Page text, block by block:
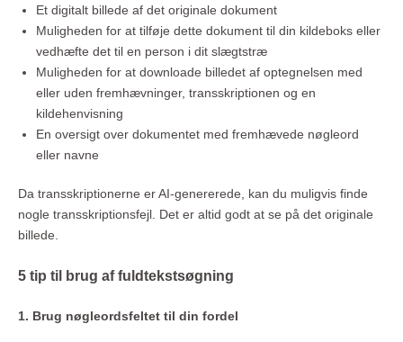
Et digitalt billede af det originale dokument
Muligheden for at tilføje dette dokument til din kildeboks eller
vedhæfte det til en person i dit slægtstræ
Muligheden for at downloade billedet af optegnelsen med
eller uden fremhævninger, transskriptionen og en
kildehenvisning
En oversigt over dokumentet med fremhævede nøgleord
eller navne
Da transskriptionerne er AI-genererede, kan du muligvis finde
nogle transskriptionsfejl. Det er altid godt at se på det originale
billede.
5 tip til brug af fuldtekstsøgning
1. Brug nøgleordsfeltet til din fordel